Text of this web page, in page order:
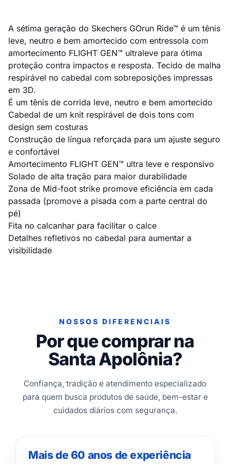
A sétima geração do Skechers GOrun Ride™ é um tênis
leve, neutro e bem amortecido com entressola com
amortecimento FLIGHT GEN™ ultraleve para ótima
proteção contra impactos e resposta. Tecido de malha
respirável no cabedal com sobreposições impressas
em 3D.
É um tênis de corrida leve, neutro e bem amortecido
Cabedal de um knit respirável de dois tons com
design sem costuras
Construção de língua reforçada para um ajuste seguro
e confortável
Amortecimento FLIGHT GEN™ ultra leve e responsivo
Solado de alta tração para maior durabilidade
Zona de Mid-foot strike promove eficiência em cada
passada (promove a pisada com a parte central do
pé)
Fita no calcanhar para facilitar o calce
Detalhes refletivos no cabedal para aumentar a
visibilidade
NOSSOS DIFERENCIAIS
Por que comprar na
Santa Apolônia?
Confiança, tradição e atendimento especializado
para quem busca produtos de saúde, bem-estar e
cuidados diários com segurança.
Mais de 60 anos de experiência